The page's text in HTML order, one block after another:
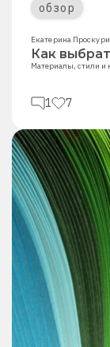
обзор
Екатерина
Как
Материалы, стили и
1 7